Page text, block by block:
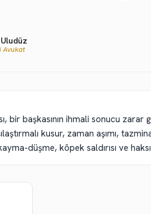
Avukat
bir başkasının ihmali sonucu
kusur, zaman aşımı,
düşme, köpek saldırısı ve